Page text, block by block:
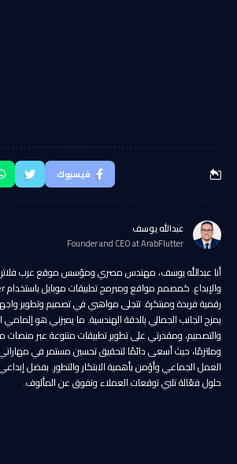
فيسبوك
عبدالله يوسف
Founder and CEO at ArabFlutter
أنا عبدالله يوسف، مهندس مصري ومؤسس موقع عرب
رقمية فريدة ومبتكرة. تتجلى مواهبي في تصميم وتطوير
يمزج الجانب الجمالي بالدقة الهندسية. ما يميزني هو إلمامي
والتصميم، ومقدرتي على تطوير تطبيقات متنوعة عبر منصات
وملتزمًا، حيث أسعى دائمًا لتحقيق تحسين مستمر في مهاراتي
العمل الجماعي وأؤمن بأهمية الابتكار والتطور. بفضل
حلول فعّالة تلبي توقعات العملاء وتفوق عن المألوف.